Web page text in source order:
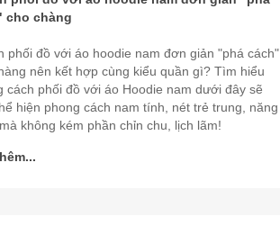
cho chàng
phối đồ với áo hoodie nam đơn giản "phá cách"
nên kết hợp cùng kiểu quần gì? Tìm hiểu
cách phối đồ với áo Hoodie nam dưới đây sẽ
hiện phong cách nam tính, nét trẻ trung, năng
không kém phần chỉn chu, lịch lãm!